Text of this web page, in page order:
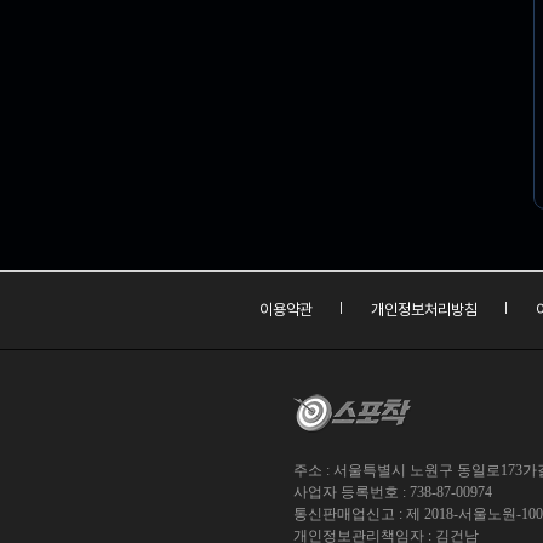
이용약관 개인정보처리방침
주소 : 서울특별시 노원구 동일로173가
사업자 등록번호 : 738-87-00974
통신판매업신고 : 제 2018-서울노원-
개인정보관리책임자 : 김건남